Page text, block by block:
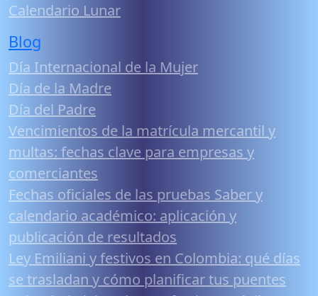
Calendario Lunar
Blog
Día Internacional de la Mujer
Día de la Madre
Día del Padre
Vencimientos de la matrícula mercantil y
multas: fechas clave para empresas y
comerciantes
Fechas oficiales de las pruebas Saber y
calendario académico: aplicación y
publicación de resultados
Ley Emiliani y festivos en Colombia: qué días
se trasladan y cómo planificar tus puentes